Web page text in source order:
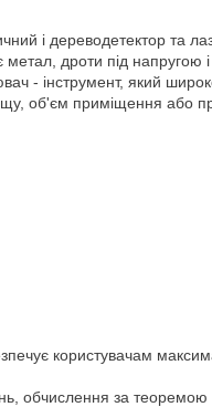
і дереводетектор та
дроти під напругою і
- інструмент, який
об'єм приміщення або
користувачам
обчислення за теоремою